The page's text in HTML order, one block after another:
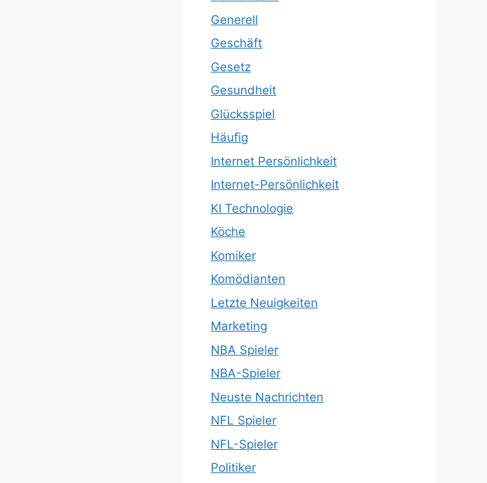
Generell
Geschäft
Gesetz
Gesundheit
Glücksspiel
Häufig
Internet Persönlichkeit
Internet-Persönlichkeit
KI Technologie
Köche
Komiker
Komödianten
Letzte Neuigkeiten
Marketing
NBA Spieler
NBA-Spieler
Neuste Nachrichten
NFL Spieler
NFL-Spieler
Politiker